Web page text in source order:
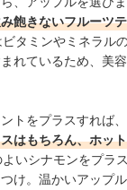
飽きないフルーツ
ビタミンやミネラル
れているため、美
トをプラスすれば、
はもちろん、ホッ
いシナモンをプラ
け。温かいアップ